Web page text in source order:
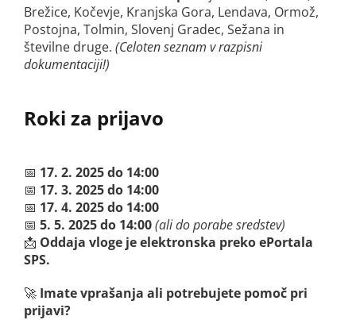
Brežice, Kočevje, Kranjska Gora, Lendava, Ormož,
Postojna, Tolmin, Slovenj Gradec, Sežana in
številne druge. (Celoten seznam v razpisni
dokumentaciji!)
Roki za prijavo
📅 17. 2. 2025 do 14:00
📅 17. 3. 2025 do 14:00
📅 17. 4. 2025 do 14:00
📅 5. 5. 2025 do 14:00(ali do porabe sredstev)
📩 Oddaja vloge je elektronska preko ePortala
SPS.
🚀 Imate vprašanja ali potrebujete pomoč pri
prijavi?